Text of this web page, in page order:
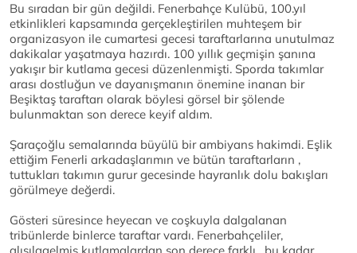
Bu sıradan bir gün değildi. Fenerbahçe Kulübü, 100.yıl
etkinlikleri kapsamında gerçekleştirilen muhteşem bir
organizasyon ile cumartesi gecesi taraftarlarına unutulmaz
dakikalar yaşatmaya hazırdı. 100 yıllık geçmişin şanına
yakışır bir kutlama gecesi düzenlenmişti. Sporda takımlar
arası dostluğun ve dayanışmanın önemine inanan bir
Beşiktaş taraftarı olarak böylesi görsel bir şölende
bulunmaktan son derece keyif aldım.
Şaraçoğlu semalarında büyülü bir ambiyans hakimdi. Eşlik
ettiğim Fenerli arkadaşlarımın ve bütün taraftarların ,
tuttukları takımın gurur gecesinde hayranlık dolu bakışları
görülmeye değerdi.
Gösteri süresince heyecan ve coşkuyla dalgalanan
tribünlerde binlerce taraftar vardı. Fenerbahçeliler,